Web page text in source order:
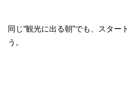
同じ“観光に出る朝”でも、スター
う。